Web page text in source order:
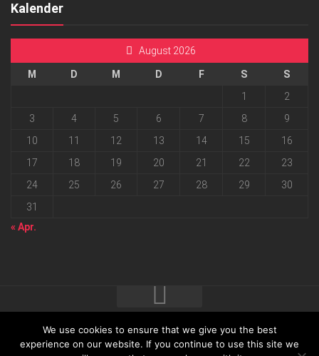
Kalender
August 2026
M D M D F S
S
1
2
3
4 5 6 7 8
9
10
11 12 13 14 15
16
17
18 19 20 21 22
23
24
25 26 27 28 29
30
31
« Apr.
2026 progressmedia Verlag & Werbeagentur GmbH • Bautzner
We use cookies to ensure that we give you the best
experience on our website. If you continue to use this site we